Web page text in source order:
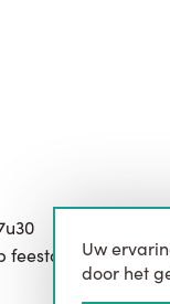
feestdagen.
Uw
door het